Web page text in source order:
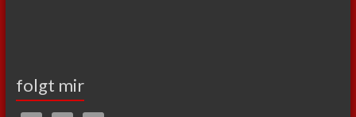
folgt mir